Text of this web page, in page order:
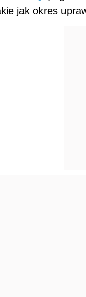
jak okres